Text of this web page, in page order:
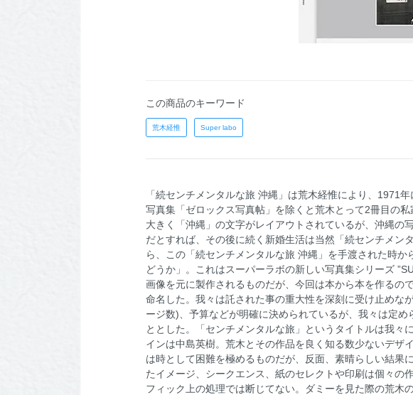
この商品のキーワード
荒木経惟 Super labo
「続センチメンタルな旅 沖縄」は荒木経惟により、1971
写真集「ゼロックス写真帖」を除くと荒木とって2冊目の
大きく「沖縄」の文字がレイアウトされているが、沖縄の
だとすれば、その後に続く新婚生活は当然「続センチメ
ら、この「続センチメンタルな旅 沖縄」を手渡された時
どうか」。これはスーパーラボの新しい写真集シリーズ
画像を元に製作されるものだが、今回は本から本を作るの
命名した。我々は託された事の重大性を深刻に受け止めな
ージ数)、予算などが明確に決められているが、我々は定
ととした。「センチメンタルな旅」というタイトルは我
インは中島英樹。荒木とその作品を良く知る数少ないデザ
は時として困難を極めるものだが、反面、素晴らしい結果
たイメージ、シークエンス、紙のセレクトや印刷は個々の
フィック上の処理では断じてない。ダミーを見た際の荒木